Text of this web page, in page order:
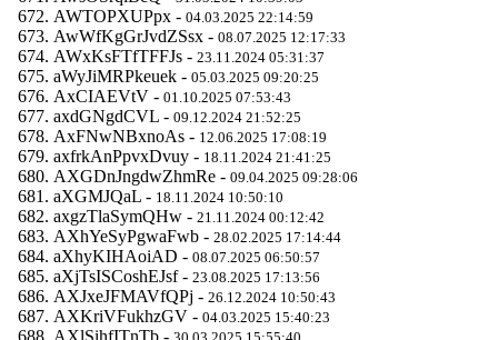
AWTOPXUPpx - 04.03.2025 22:14:59
AwWfKgGrJvdZSsx - 08.07.2025 12:17:33
AWxKsFTfTFFJs - 23.11.2024 05:31:37
aWyJiMRPkeuek - 05.03.2025 09:20:25
AxCIAEVtV - 01.10.2025 07:53:43
axdGNgdCVL - 09.12.2024 21:52:25
AxFNwNBxnoAs - 12.06.2025 17:08:19
axfrkAnPpvxDvuy - 18.11.2024 21:41:25
AXGDnJngdwZhmRe - 09.04.2025 09:28:06
aXGMJQaL - 18.11.2024 10:50:10
axgzTlaSymQHw - 21.11.2024 00:12:42
AXhYeSyPgwaFwb - 28.02.2025 17:14:44
aXhyKIHAoiAD - 08.07.2025 06:50:57
aXjTsISCoshEJsf - 23.08.2025 17:13:56
AXJxeJFMAVfQPj - 26.12.2024 10:50:43
AXKriVFukhzGV - 04.03.2025 15:40:23
AXlSihfITnTb -